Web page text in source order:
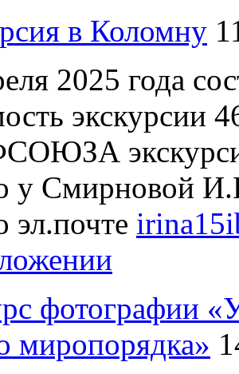
в Коломну
2025 года
экскурсии
у Смирновой
эл.почте
фотографии
миропорядка»